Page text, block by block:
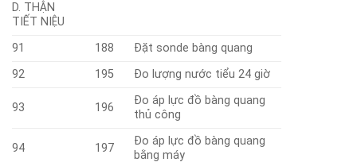
D. THẬN
TIẾT NIỆU
91
188
Đặt sonde bàng quang
92
195 Đo lượng nước tiểu 24 giờ
93 196
Đo áp lực đồ bàng quang
thủ công
94 197
Đo áp lực đồ bàng quang
bằng máy